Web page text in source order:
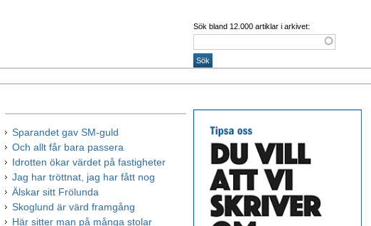
Sök bland 12.000 artiklar i arkivet:
Sparandet gav SM-guld
Och allt får bara passera
Idrotten ökar värdet på fastigheter
Jag har tröttnat, jag har fått nog
Älskar sitt Frölunda
Skoglund är värd framgång
Här sitter man på många stolar